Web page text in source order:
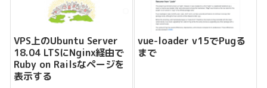
VPS上のUbuntu Server
18.04 LTSにNginx経由で
Ruby on Railsなページを
表示する
vue-loader v15でPugる
まで